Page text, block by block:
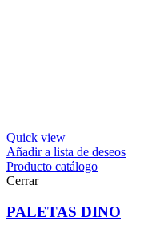
Quick view
Añadir a lista de deseos
Producto catálogo
Cerrar
PALETAS DINO